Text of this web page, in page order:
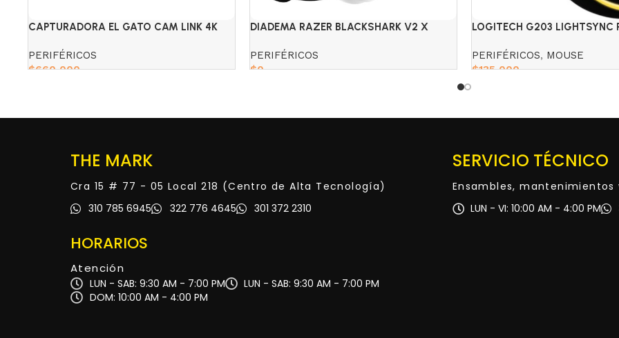
CAPTURADORA EL GATO CAM LINK 4K
PERIFÉRICOS
$660,000
DIADEMA RAZER BLACKSHARK V2 X
PERIFÉRICOS
$0
LOGITECH G203 LIGHTSYNC
PERIFÉRICOS, MOUSE
$135,000
THE MARK
Cra 15 # 77 - 05 Local 218 (Centro de Alta Tecnología)
310 785 6945
322 776 4645 301 372 2310
HORARIOS
Atención
LUN - SAB: 9:30 AM - 7:00 PM
LUN - SAB: 9:30 AM - 7:00 PM
DOM: 10:00 AM - 4:00 PM
SERVICIO TÉCNICO
Ensambles, mantenimientos
LUN - VI: 10:00 AM - 4:00 PM